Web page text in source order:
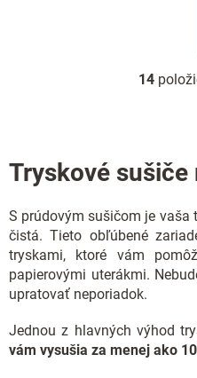
14
Tryskové sušiče
S prúdovým sušičom je vaša
čistá. Tieto obľúbené
tryskami, ktoré vám
papierovými uterákmi.
upratovať neporiadok.
Jednou z hlavných výhod
vám vysušia za menej ako